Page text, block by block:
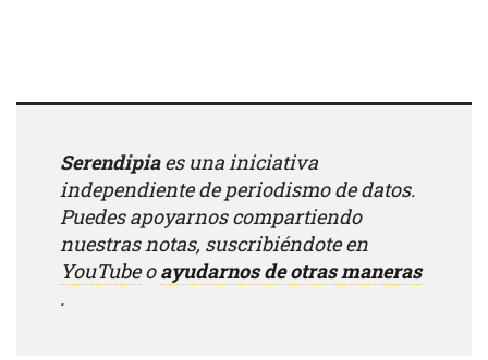
Serendipiaes una iniciativa
independiente de periodismo de datos.
Puedes apoyarnos compartiendo
nuestras notas, suscribiéndote en
YouTubeoayudarnos de otras maneras
.